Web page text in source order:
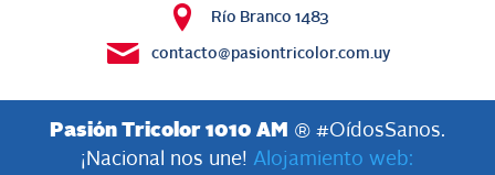
Río Branco 1483
contacto@pasiontricolor.com.uy
Pasión Tricolor 1010 AM
® #OídosSanos.
¡Nacional nos une! Alojamiento web: